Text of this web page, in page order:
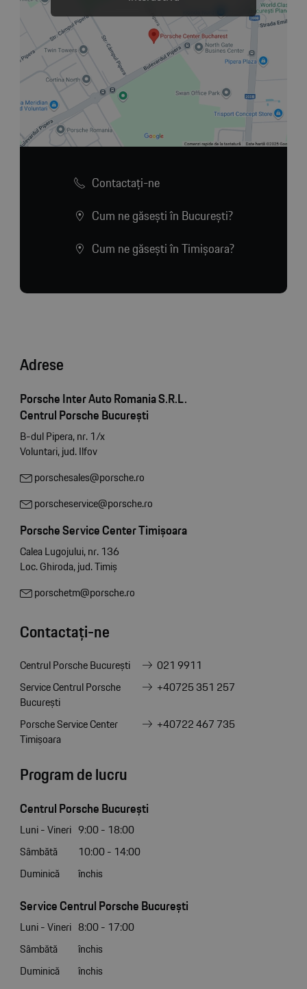
Contactaţi-ne
Cum ne găsești în București?
Cum ne găsești în Timișoara?
Adrese
Porsche Inter Auto Romania S.R.L.
Centrul Porsche București
B-dul Pipera, nr. 1/x
Voluntari, jud. Ilfov
porschesales@porsche.ro
porscheservice@porsche.ro
Porsche Service Center Timișoara
Calea Lugojului, nr. 136
Loc. Ghiroda, jud. Timiș
porschetm@porsche.ro
Contactați-ne
Centrul Porsche București
021 9911
Service Centrul Porsche
București
+40725 351 257
Porsche Service Center
Timișoara
+40722 467 735
Program de lucru
Centrul Porsche București
Luni - Vineri 9:00 - 18:00
Sâmbătă
10:00 - 14:00
Duminică
închis
Service Centrul Porsche București
Luni - Vineri 8:00 - 17:00
Sâmbătă
închis
Duminică
închis